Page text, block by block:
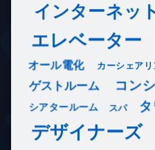
インターネッ
エレベーター
オール電化 カーシェア
ゲストルーム コン
シアタールーム スパ
デザイナーズ